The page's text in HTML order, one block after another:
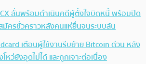
ลั่นพร้อมดำเนินคดีผู้ตั้งใจบิดหนี้ พร้อมปิด
มัครชั่วคราวหลังคนแห่ยื่นจนระบบล้น
เตือนผู้ใช้งานรีบย้าย Bitcoin ด่วน หลัง
หว่ยังอุดไม่ได้ และถูกเจาะต่อเนื่อง